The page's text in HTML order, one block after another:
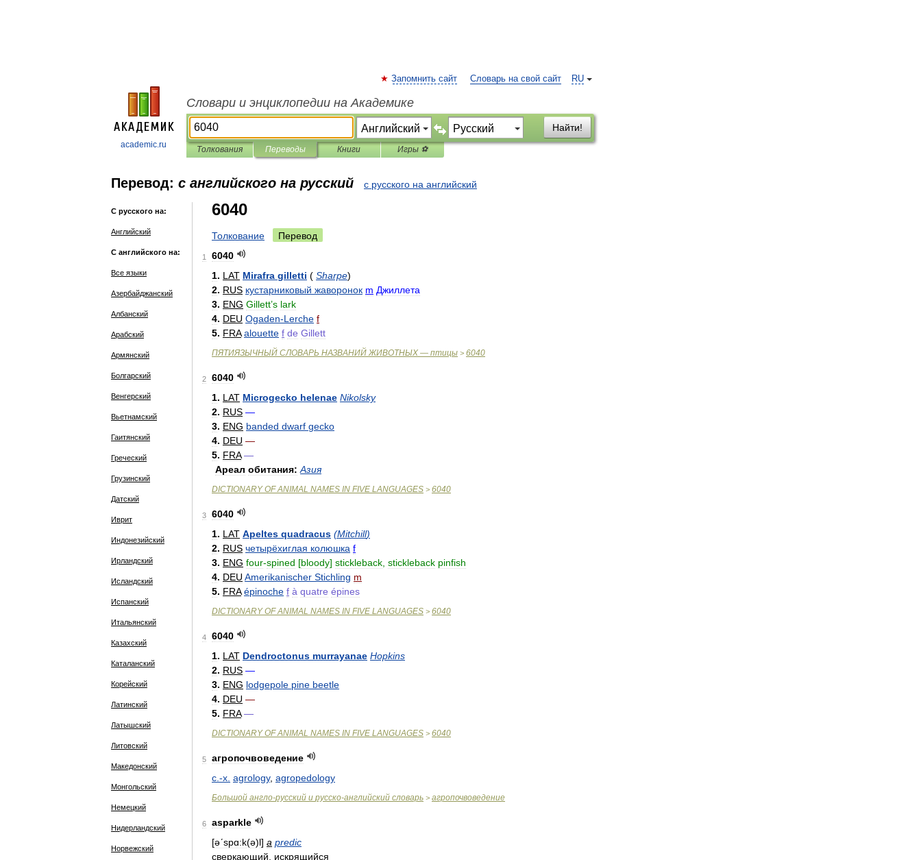
academic.ru
RU
Запомнить сайт Словарь на свой сайт
Словари и энциклопедии на Академике
Найти!
Толкования Переводы Книги Игры ⚽
Перевод: с английского на русский с русского на английский
С русского на:
Английский
С английского на:
Все языки
Азербайджанский
Албанский
Арабский
Армянский
Болгарский
Венгерский
Вьетнамский
Гаитянский
Греческий
Грузинский
Датский
Иврит
Индонезийский
Ирландский
Исландский
Испанский
Итальянский
Казахский
Каталанский
Корейский
Латинский
Латышский
Литовский
Македонский
Монгольский
Немецкий
Нидерландский
Норвежский
6040
Толкование Перевод
1
6040
1. LAT Mirafra gilletti ( Sharpe)
2. RUS кустарниковый жаворонок m Джиллета
3. ENG Gillett’s lark
4. DEU Ogaden-Lerche f
5. FRA alouette f de Gillett
ПЯТИЯЗЫЧНЫЙ СЛОВАРЬ НАЗВАНИЙ ЖИВОТНЫХ — птицы > 6040
2
6040
1. LAT Microgecko helenae Nikolsky
2. RUS —
3. ENG banded dwarf gecko
4. DEU —
5. FRA —
Ареал обитания: Азия
DICTIONARY OF ANIMAL NAMES IN FIVE LANGUAGES > 6040
3
6040
1. LAT Apeltes quadracus (Mitchill)
2. RUS четырёхиглая колюшка f
3. ENG four-spined [bloody] stickleback stickleback pinfish
4. DEU Amerikanischer Stichling m
5. FRA épinoche f à quatre épines
DICTIONARY OF ANIMAL NAMES IN FIVE LANGUAGES > 6040
4
6040
1. LAT Dendroctonus murrayanae Hopkins
2. RUS —
3. ENG lodgepole pine beetle
4. DEU —
5. FRA —
DICTIONARY OF ANIMAL NAMES IN FIVE LANGUAGES > 6040
5
агропочвоведение
с .-х agrology, agropedology
Большой англо-русский и русско-английский словарь > агропочвоведение
6
asparkle
[əʹspɑ:k(ə)l] a predic
сверкающий
искрящийся